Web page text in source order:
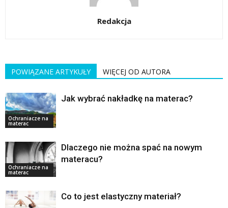
Redakcja
POWIĄZANE ARTYKUŁY WIĘCEJ OD AUTORA
Ochraniacze na
materac
Jak wybrać nakładkę na materac?
Ochraniacze na
materac
Dlaczego nie można spać na nowym
materacu?
Co to jest elastyczny materiał?